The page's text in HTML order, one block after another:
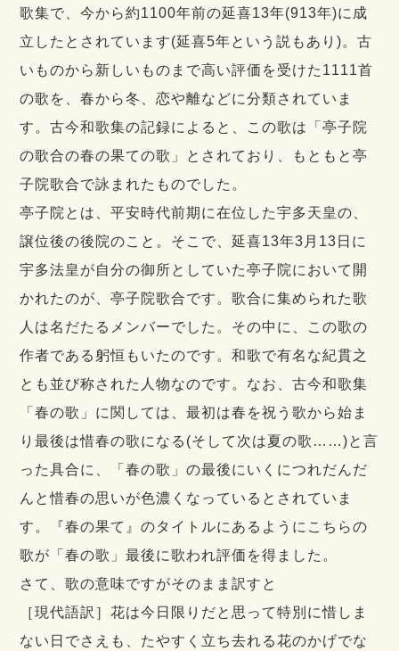
歌集で、今から約1100年前の延喜13年(913年)に成
立したとされています(延喜5年という説もあり)。古
いものから新しいものまで高い評価を受けた1111首
の歌を、春から冬、恋や離などに分類されていま
す。古今和歌集の記録によると、この歌は「亭子院
の歌合の春の果ての歌」とされており、もともと亭
子院歌合で詠まれたものでした。
亭子院とは、平安時代前期に在位した宇多天皇の、
譲位後の後院のこと。そこで、延喜13年3月13日に
宇多法皇が自分の御所としていた亭子院において開
かれたのが、亭子院歌合です。歌合に集められた歌
人は名だたるメンバーでした。その中に、この歌の
作者である躬恒もいたのです。和歌で有名な紀貫之
とも並び称された人物なのです。なお、古今和歌集
「春の歌」に関しては、最初は春を祝う歌から始ま
り最後は惜春の歌になる(そして次は夏の歌……)と言
った具合に、「春の歌」の最後にいくにつれだんだ
んと惜春の思いが色濃くなっているとされていま
す。『春の果て』のタイトルにあるようにこちらの
歌が「春の歌」最後に歌われ評価を得ました。
さて、歌の意味ですがそのまま訳すと
［現代語訳］花は今日限りだと思って特別に惜しま
ない日でさえも、たやすく立ち去れる花のかげでな